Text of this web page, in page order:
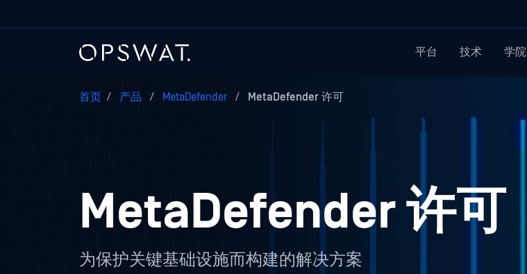
平台 技术 学院
首页 / 产品 / MetaDefender / MetaDefender 许可
MetaDefender 许可
为保护关键基础设施而构建的解决方案